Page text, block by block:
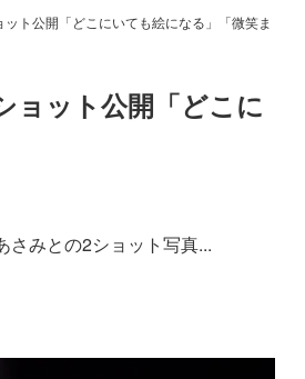
ト公開「どこにいても絵になる」「微笑ま
ョット公開「どこに
さみとの2ショット写真...